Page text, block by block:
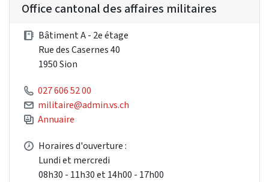
Office cantonal des affaires militaires
Bâtiment A - 2e étage
Rue des Casernes 40
1950 Sion
027 606 52 00
militaire@admin.vs.ch
Annuaire
Horaires d'ouverture :
Lundi et mercredi
08h30 - 11h30 et 14h00 - 17h00